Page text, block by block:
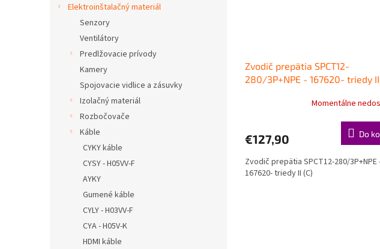
Elektroinštalačný materiál
Senzory
Ventilátory
Predlžovacie prívody
Kamery
Spojovacie vidlice a zásuvky
Izolačný materiál
Rozbočovače
Káble
CYKY káble
CYSY - H05VV-F
AYKY
Gumené káble
CYLY - H03VV-F
CYA - H05V-K
HDMI káble
Zvodič prepätia SPCT12-
280/3P+NPE - 167620- triedy II
Momentálne
€127,90 Do
Zvodič prepätia SPCT12-280/3P+NPE
167620- triedy II (C)